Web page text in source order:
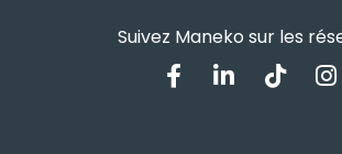
Suivez Maneko sur les
F
a
L
i
T
i
I
n